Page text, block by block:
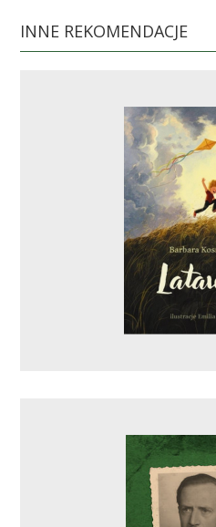
INNE REKOMENDACJE